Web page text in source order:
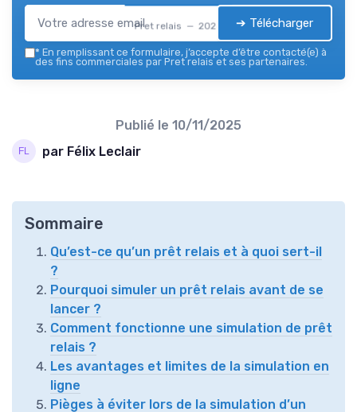
Pret relais — 2026 ➔ Télécharger
* En remplissant ce formulaire, j’accepte d’être contacté(e) à
des fins commerciales par Pret relais et ses partenaires.
Publié le 10/11/2025
par Félix Leclair
Sommaire
Qu’est-ce qu’un prêt relais et à quoi sert-il
?
Pourquoi simuler un prêt relais avant de se
lancer ?
Comment fonctionne une simulation de prêt
relais ?
Les avantages et limites de la simulation en
ligne
Pièges à éviter lors de la simulation d’un